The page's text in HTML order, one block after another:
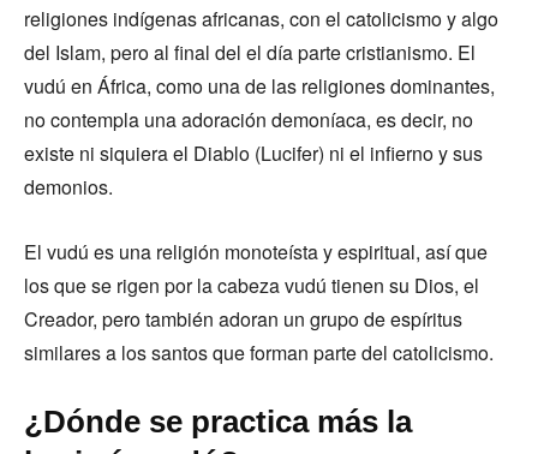
religiones indígenas africanas, con el catolicismo y algo
del Islam, pero al final del el día parte cristianismo. El
vudú en África, como una de las religiones dominantes,
no contempla una adoración demoníaca, es decir, no
existe ni siquiera el Diablo (Lucifer) ni el infierno y sus
demonios.
El vudú es una religión monoteísta y espiritual, así que
los que se rigen por la cabeza vudú tienen su Dios, el
Creador, pero también adoran un grupo de espíritus
similares a los santos que forman parte del catolicismo.
¿Dónde se practica más la